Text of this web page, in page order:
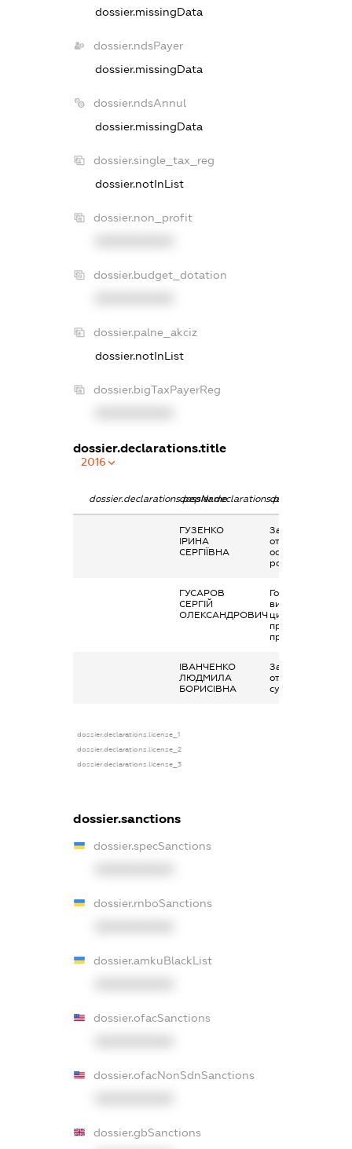
dossier.missingData
dossier.ndsPayer
dossier.missingData
dossier.ndsAnnul
dossier.missingData
dossier.single_tax_reg
dossier.notInList
dossier.non_profit
dossier.budget_dotation
dossier.palne_akciz
dossier.notInList
dossier.bigTaxPayerReg
dossier.declarations.title
2016
dossier.declarations.pepNamedossier.declarations.personName
ГУЗЕНКО
ІРИНА
СЕРГІЇВНА
Заробітна плата
отримана за
основним місцем
роботи
ГУСАРОВ
СЕРГІЙ
ОЛЕКСАНДРОВИЧ
Гонорари та інші
виплати згідно з
цивільно-
правовим
правочинами
ІВАНЧЕНКО
ЛЮДМИЛА
БОРИСІВНА
Заробітна плата
отримана за
сумісництвом
dossier.declarations.license_1
dossier.declarations.license_2
dossier.declarations.license_3
dossier.sanctions
dossier.specSanctions
dossier.rnboSanctions
dossier.amkuBlackList
dossier.ofacSanctions
dossier.ofacNonSdnSanctions
dossier.gbSanctions